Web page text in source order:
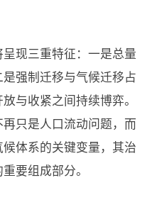
现三重特征：一是总量
强制迁移与气候迁移占
与收紧之间持续博弈。
只是人口流动问题，而
体系的关键变量，其治
要组成部分。